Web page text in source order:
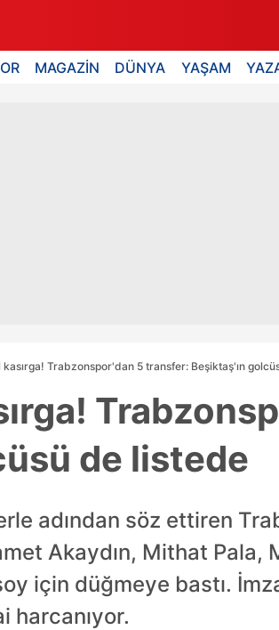
MAGAZİN DÜNYA YAŞAM
kasırga! Trabzonspor'dan 5 transfer: Beşiktaş'ın
de listede
adından söz ettiren
Akaydın, Mithat Pala,
için düğmeye bastı.
harcanıyor.